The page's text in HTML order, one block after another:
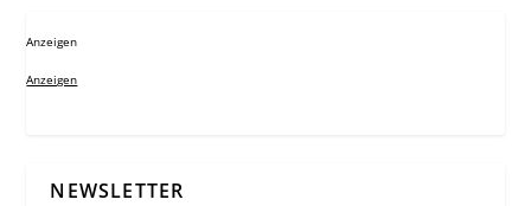
Anzeigen
Anzeigen
NEWSLETTER